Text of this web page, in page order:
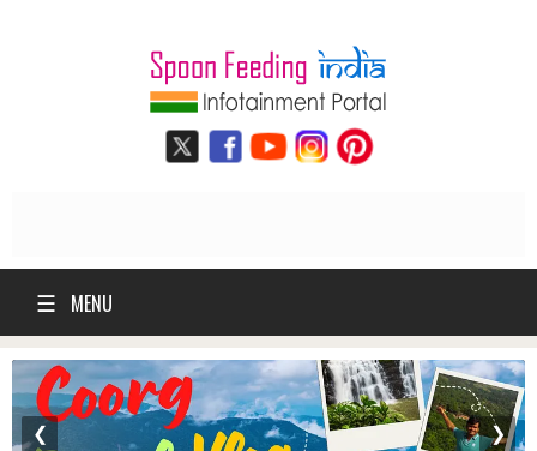
☰ MENU
❮ ❯